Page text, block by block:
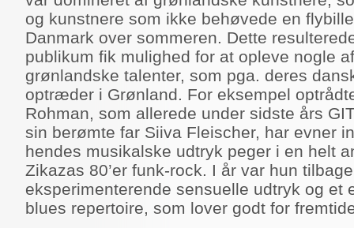
og kunstnere som ikke behøvede en
Danmark over sommeren. Dette
publikum fik mulighed for at opleve nogle
grønlandske talenter, som pga. deres
optræder i Grønland. For eksempel
Rohman, som allerede under sidste års
sin berømte far Siiva Fleischer, har evner
hendes musikalske udtryk peger i en helt
Zikazas 80’er funk-rock. I år var hun
eksperimenterende sensuelle udtryk og et
blues repertoire, som lover godt for